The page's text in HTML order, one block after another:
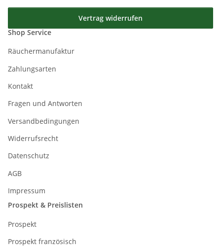
Vertrag widerrufen
Shop Service
Räuchermanufaktur
Zahlungsarten
Kontakt
Fragen und Antworten
Versandbedingungen
Widerrufsrecht
Datenschutz
AGB
Impressum
Prospekt & Preislisten
Prospekt
Prospekt französisch